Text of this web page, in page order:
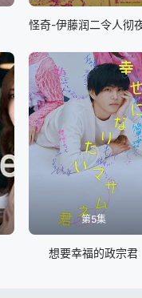
第5集
想要幸福的政宗君